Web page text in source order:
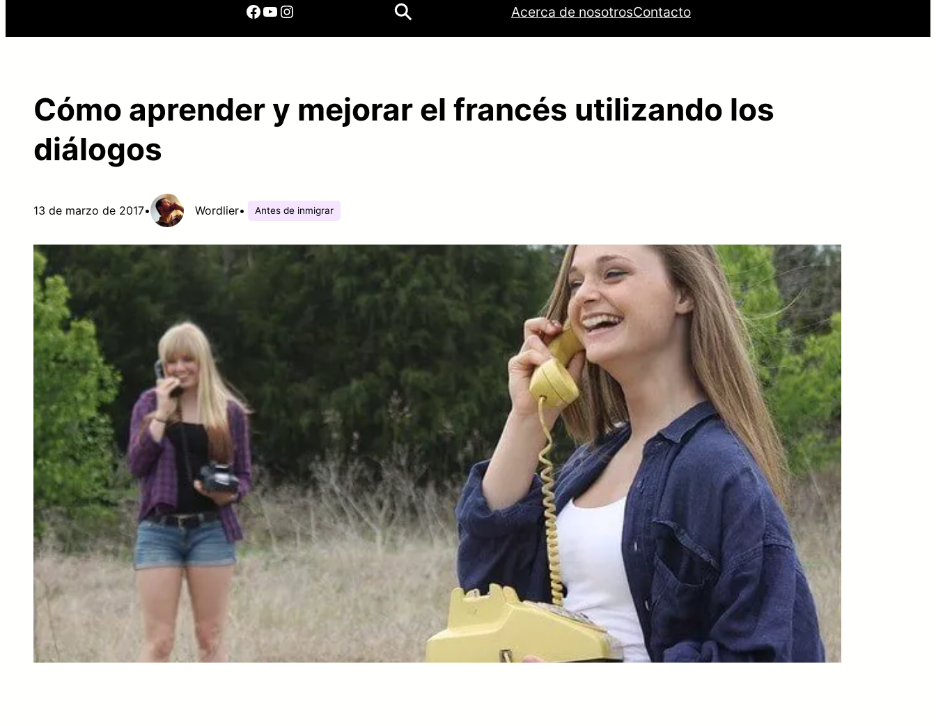
Facebook
YouTube
Instagram Acerca de nosotrosContacto
Cómo aprender y mejorar el francés utilizando los
diálogos
13 de marzo de 2017• Wordlier• Antes de inmigrar